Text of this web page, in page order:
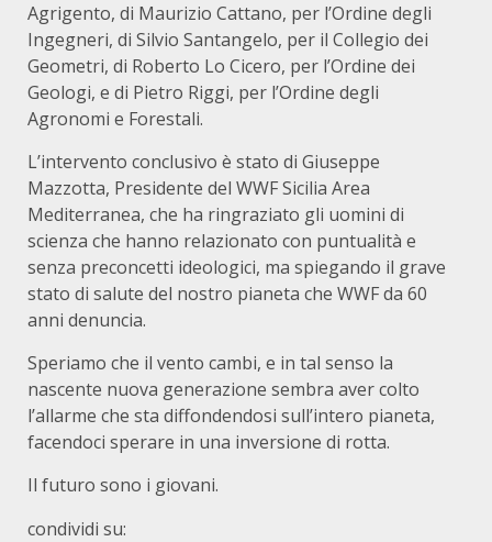
Agrigento, di Maurizio Cattano, per l’Ordine degli
Ingegneri, di Silvio Santangelo, per il Collegio dei
Geometri, di Roberto Lo Cicero, per l’Ordine dei
Geologi, e di Pietro Riggi, per l’Ordine degli
Agronomi e Forestali.
L’intervento conclusivo è stato di Giuseppe
Mazzotta, Presidente del WWF Sicilia Area
Mediterranea, che ha ringraziato gli uomini di
scienza che hanno relazionato con puntualità e
senza preconcetti ideologici, ma spiegando il grave
stato di salute del nostro pianeta che WWF da 60
anni denuncia.
Speriamo che il vento cambi, e in tal senso la
nascente nuova generazione sembra aver colto
l’allarme che sta diffondendosi sull’intero pianeta,
facendoci sperare in una inversione di rotta.
Il futuro sono i giovani.
condividi su: